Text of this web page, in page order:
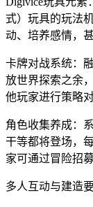
式）玩具的玩法
动、培养感情，
卡牌对战系统：
放世界探索之余
他玩家进行策略
角色收集养成：
干等都将登场，
家可通过冒险招
多人互动与建造